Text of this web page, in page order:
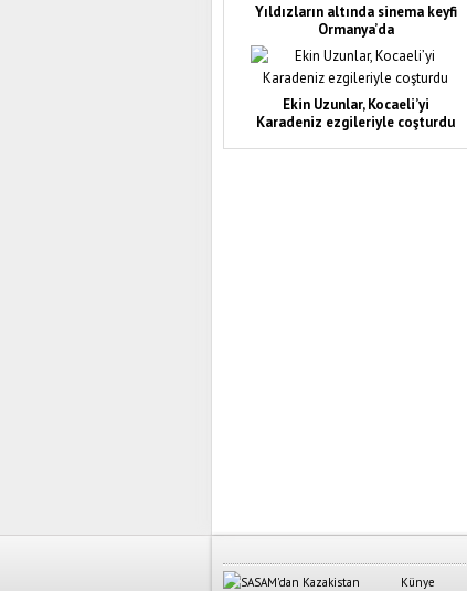
Yıldızların altında sinema keyfi
Ormanya’da
Ekin Uzunlar, Kocaeli’yi
Karadeniz ezgileriyle coşturdu
Künye